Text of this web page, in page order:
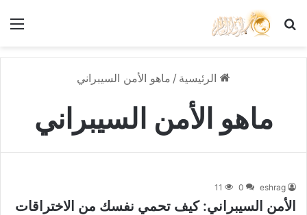
بحث عن
الرئيسية / ماهو الأمن السيبراني
ماهو الأمن السيبراني
eshrag
0
11
الأمن السيبراني: كيف تحمي نفسك من الاختراقات